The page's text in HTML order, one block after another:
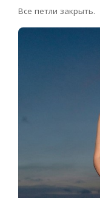
Все петли закрыть.